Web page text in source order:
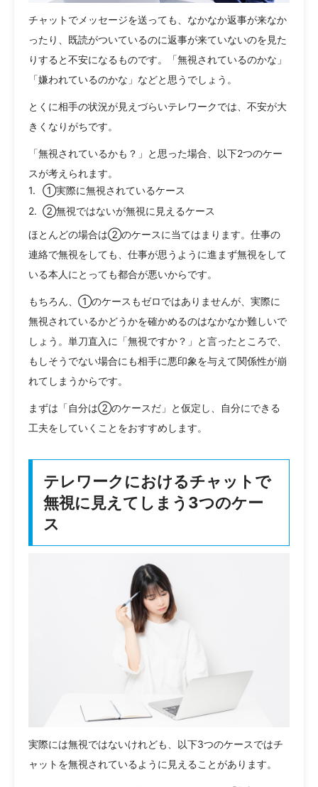
チャットでメッセージを送っても、なかなか返事が来なか
ったり、既読がついているのに返事が来ていないのを見た
りすると不安になるものです。「無視されているのかな」
「嫌われているのかな」などと思うでしょう。
とくに相手の状況が見えづらいテレワークでは、不安が大
きくなりがちです。
「無視されているかも？」と思った場合、以下2つのケー
スが考えられます。
①実際に無視されているケース
②無視ではないが無視に見えるケース
ほとんどの場合は②のケースに当てはまります。仕事の
連絡で無視をしても、仕事が思うように進まず無視をして
いる本人にとっても都合が悪いからです。
もちろん、①のケースもゼロではありませんが、実際に
無視されているかどうかを確かめるのはなかなか難しいで
しょう。単刀直入に「無視ですか？」と言ったところで、
もしそうでない場合にも相手に悪印象を与えて関係性が崩
れてしまうからです。
まずは「自分は②のケースだ」と仮定し、自分にできる
工夫をしていくことをおすすめします。
テレワークにおけるチャットで
無視に見えてしまう3つのケー
ス
実際には無視ではないけれども、以下3つのケースではチ
ャットを無視されているように見えることがあります。